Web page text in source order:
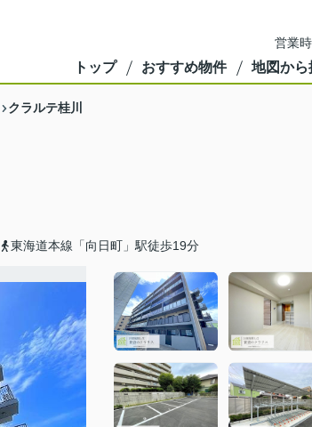
営業
トップ おすすめ物件 地図から
クラルテ桂川
東海道本線「向日町」駅徒歩19分